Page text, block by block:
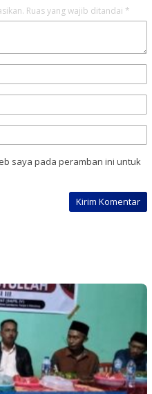
Ruas yang wajib ditandai *
saya pada peramban ini untuk